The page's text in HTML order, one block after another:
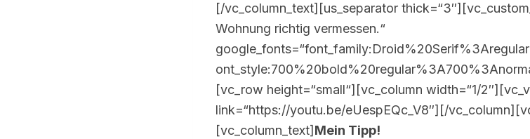
[/vc_column_text][us_separator
Wohnung richtig vermessen.“
[vc_row height=“small“][vc_column width=“1/
link=“https://youtu.be/eUespEQc_V8″][/
[vc_column_text] Mein Tipp!